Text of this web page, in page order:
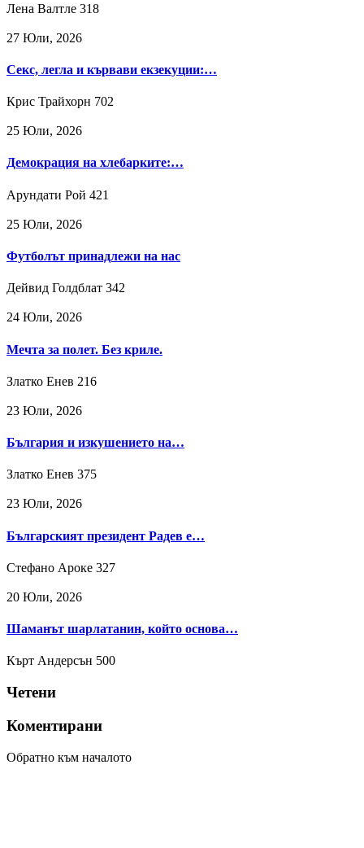
Лена Валтле 318
27 Юли, 2026
Секс, легла и кървави екзекуции:…
Крис Трайхорн 702
25 Юли, 2026
Демокрация на хлебарките:…
Арундати Рой 421
25 Юли, 2026
Футболът принадлежи на нас
Дейвид Голдблат 342
24 Юли, 2026
Мечта за полет. Без криле.
Златко Енев 216
23 Юли, 2026
България и изкушението на…
Златко Енев 375
23 Юли, 2026
Българският президент Радев е…
Стефано Ароке 327
20 Юли, 2026
Шаманът шарлатанин, който основа…
Кърт Андерсън 500
Четени
Коментирани
Обратно към началото